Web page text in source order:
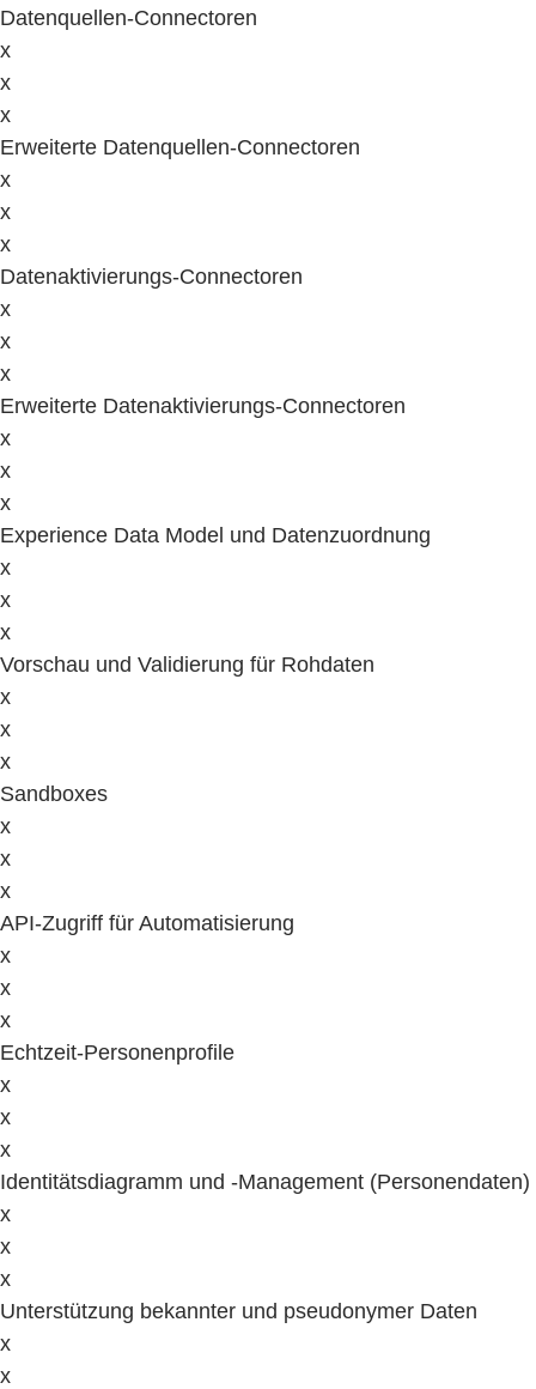
Datenquellen-Connectoren
x
x
x
Erweiterte Datenquellen-Connectoren
x
x
x
Datenaktivierungs-Connectoren
x
x
x
Erweiterte Datenaktivierungs-Connectoren
x
x
x
Experience Data Model und Datenzuordnung
x
x
x
Vorschau und Validierung für Rohdaten
x
x
x
Sandboxes
x
x
x
API-Zugriff für Automatisierung
x
x
x
Echtzeit-Personenprofile
x
x
x
Identitätsdiagramm und -Management (Personendaten)
x
x
x
Unterstützung bekannter und pseudonymer Daten
x
x